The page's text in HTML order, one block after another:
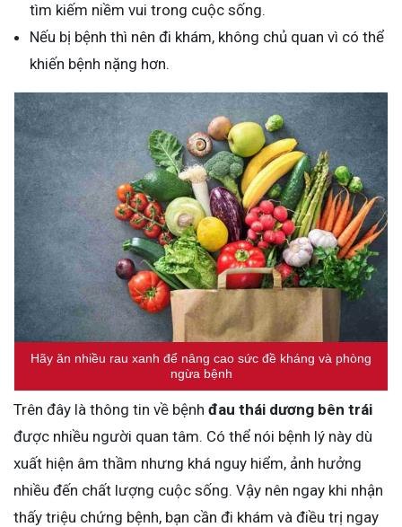
tìm kiếm niềm vui trong cuộc sống.
Nếu bị bệnh thì nên đi khám, không chủ quan vì có thể
khiến bệnh nặng hơn.
Hãy ăn nhiều rau xanh để nâng cao sức đề kháng và phòng
ngừa bệnh
Trên đây là thông tin về bệnh đau thái dương bên trái
được nhiều người quan tâm. Có thể nói bệnh lý này dù
xuất hiện âm thầm nhưng khá nguy hiểm, ảnh hưởng
nhiều đến chất lượng cuộc sống. Vậy nên ngay khi nhận
thấy triệu chứng bệnh, bạn cần đi khám và điều trị ngay